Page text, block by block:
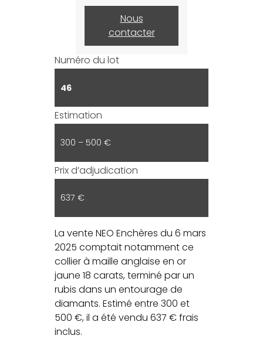
Nous
contacter
Numéro du lot
46
Estimation
300 – 500 €
Prix d’adjudication
637 €
La vente NEO Enchères du 6 mars
2025 comptait notamment ce
collier à maille anglaise en or
jaune 18 carats, terminé par un
rubis dans un entourage de
diamants. Estimé entre 300 et
500 €, il a été vendu 637 € frais
inclus.